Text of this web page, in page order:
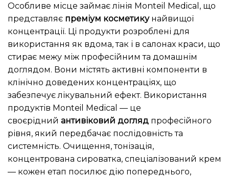
Особливе місце займає лінія Monteil Medical, що
представляє преміум косметикунайвищої
концентрації. Ці продукти розроблені для
використання як вдома, так і в салонах краси, що
стирає межу між професійним та домашнім
доглядом. Вони містять активні компоненти в
клінічно доведених концентраціях, що
забезпечує лікувальний ефект. Використання
продуктів Monteil Medical — це
своєрідний антивіковий догляд професійного
рівня, який передбачає послідовність та
системність. Очищення, тонізація,
концентрована сироватка, спеціалізований крем
— кожен етап посилює дію попереднього,